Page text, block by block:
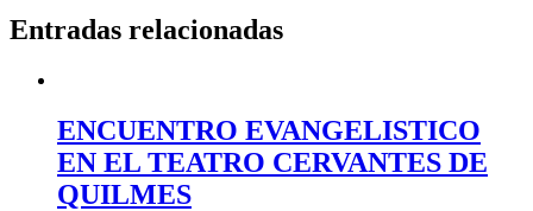
Entradas relacionadas
ENCUENTRO EVANGELISTICO
EN EL TEATRO CERVANTES DE
QUILMES